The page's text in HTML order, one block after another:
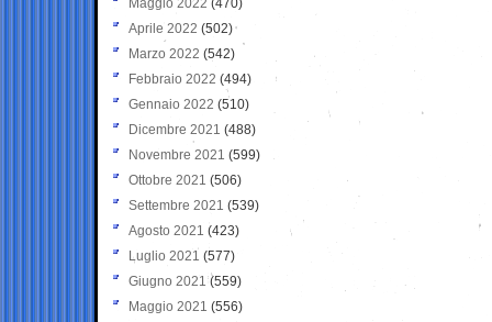
Maggio 2022 (470)
Aprile 2022 (502)
Marzo 2022 (542)
Febbraio 2022 (494)
Gennaio 2022 (510)
Dicembre 2021 (488)
Novembre 2021 (599)
Ottobre 2021 (506)
Settembre 2021 (539)
Agosto 2021 (423)
Luglio 2021 (577)
Giugno 2021(559)
Maggio 2021 (556)